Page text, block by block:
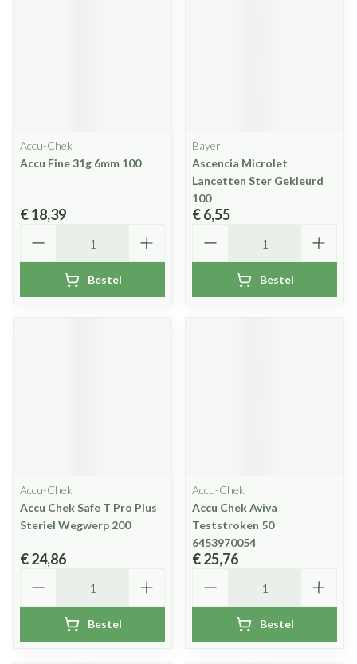
Accu-Chek
Accu Fine 31g 6mm 100
€ 18,39
Bestel
Bayer
Ascencia Microlet
Lancetten Ster Gekleurd
100
€ 6,55
Bestel
Accu-Chek
Accu Chek Safe T Pro Plus
Steriel Wegwerp 200
€ 24,86
Bestel
Accu-Chek
Accu Chek Aviva
Teststroken 50
6453970054
€ 25,76
Bestel